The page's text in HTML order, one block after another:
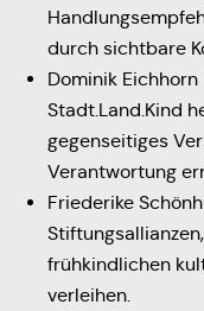
durch sichtbare
Dominik
Stadt.Land.Kind
gegenseitiges
Verantwortung
Friederike
frühkindlichen
verleihen.